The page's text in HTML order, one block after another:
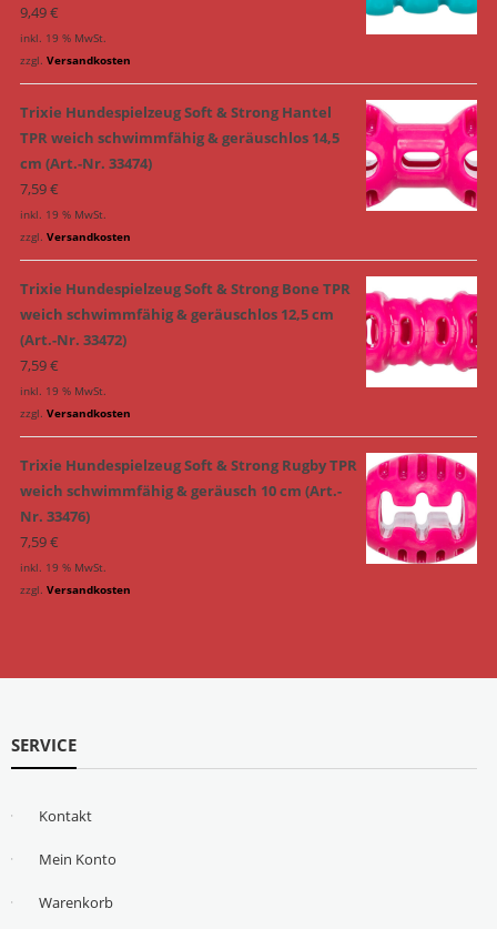
9,49€
inkl. 19 % MwSt.
zzgl. Versandkosten
Trixie Hundespielzeug Soft & Strong Hantel
TPR weich schwimmfähig & geräuschlos 14,5
cm (Art.-Nr. 33474)
7,59€
inkl. 19 % MwSt.
zzgl. Versandkosten
Trixie Hundespielzeug Soft & Strong Bone TPR
weich schwimmfähig & geräuschlos 12,5 cm
(Art.-Nr. 33472)
7,59€
inkl. 19 % MwSt.
zzgl. Versandkosten
Trixie Hundespielzeug Soft & Strong Rugby TPR
weich schwimmfähig & geräusch 10 cm (Art.-
Nr. 33476)
7,59€
inkl. 19 % MwSt.
zzgl. Versandkosten
SERVICE
Kontakt
Mein Konto
Warenkorb